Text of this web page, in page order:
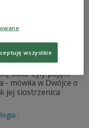
przyrody"
bała, były pająki.
- mówiła w Dwójce o
jej siostrzenica
wszystkie